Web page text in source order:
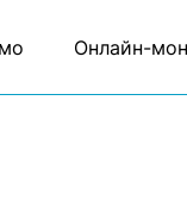
Онлайн-